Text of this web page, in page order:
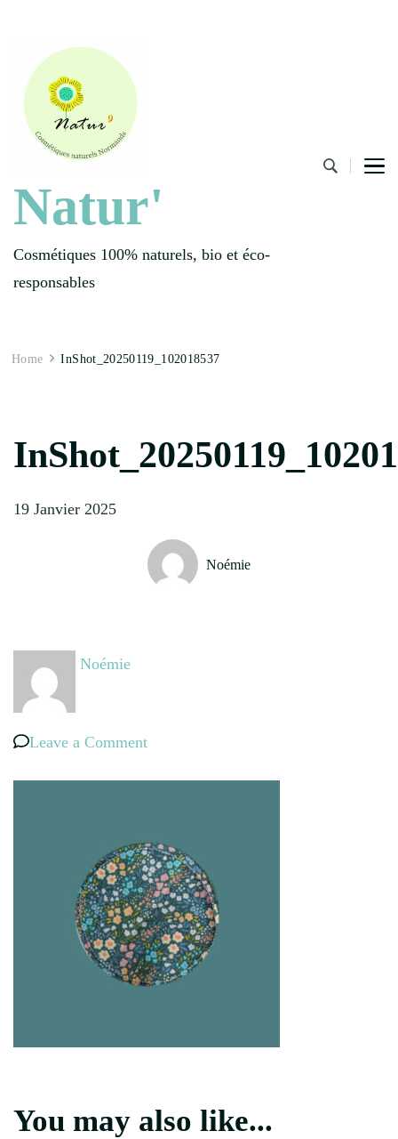
Natur'
Cosmétiques 100% naturels, bio et éco-
responsables
Home InShot_20250119_102018537
19 Janvier 2025
Noémie
Noémie
Leave a Commenton
You may also like...